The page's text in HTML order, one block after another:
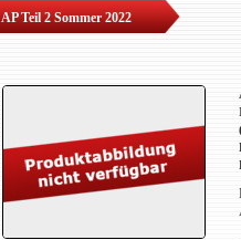
AP Teil 2 Sommer 2022